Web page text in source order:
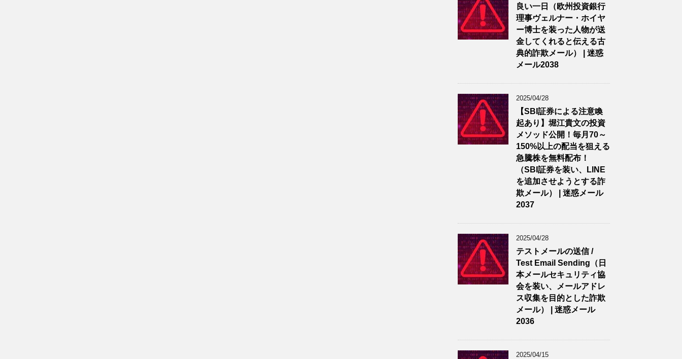
良い一日（欧州投資銀行
理事ヴェルナー・ホイヤ
ー博士を装った人物が送
金してくれると伝える古
典的詐欺メール） | 迷惑
メール2038
2025/04/28
【SBI証券による注意喚
起あり】堀江貴文の投資
メソッド公開！毎月70～
150%以上の配当を狙える
急騰株を無料配布！
（SBI証券を装い、LINE
を追加させようとする詐
欺メール） | 迷惑メール
2037
2025/04/28
テストメールの送信 /
Test Email Sending（日
本メールセキュリティ協
会を装い、メールアドレ
ス収集を目的とした詐欺
メール） | 迷惑メール
2036
2025/04/15